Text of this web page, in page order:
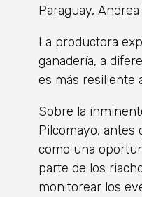
Paraguay,
La productora
ganadería, a
es más resiliente
Sobre la
Pilcomayo, antes
como una
parte de los
monitorear los